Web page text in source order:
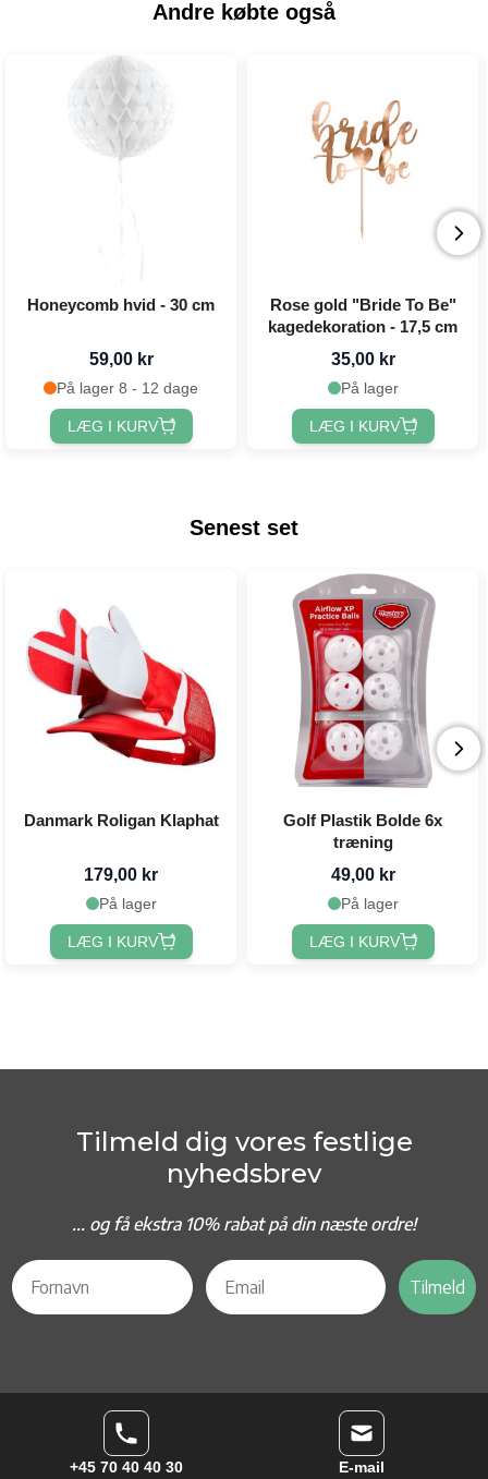
Andre købte også
Honeycomb hvid - 30 cm
59,00 kr
På lager 8 - 12 dage
LÆG I KURV
Rose gold "Bride To Be"
kagedekoration - 17,5 cm
35,00 kr
På lager
LÆG I KURV
Senest set
Danmark Roligan Klaphat
179,00 kr
På lager
LÆG I KURV
Golf Plastik Bolde 6x
træning
49,00 kr
På lager
LÆG I KURV
Tilmeld dig vores festlige
nyhedsbrev
... og få ekstra 10% rabat på din næste ordre!
Tilmeld
+45 70 40 40 30 E-mail